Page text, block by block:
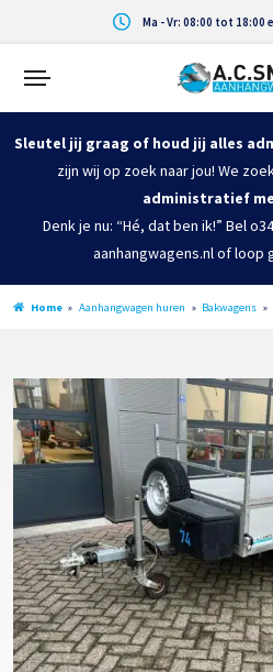
Ma - Vr: 08:00 tot 18:00
Sleutel jij graag of houd jij alles
zijn wij op zoek naar jou! We
administratief
Denk je nu: “Hé, dat ben ik!” Bel
aanhangwagens.nl of loop
Home » Aanhangwagen huren » Bakwagens »